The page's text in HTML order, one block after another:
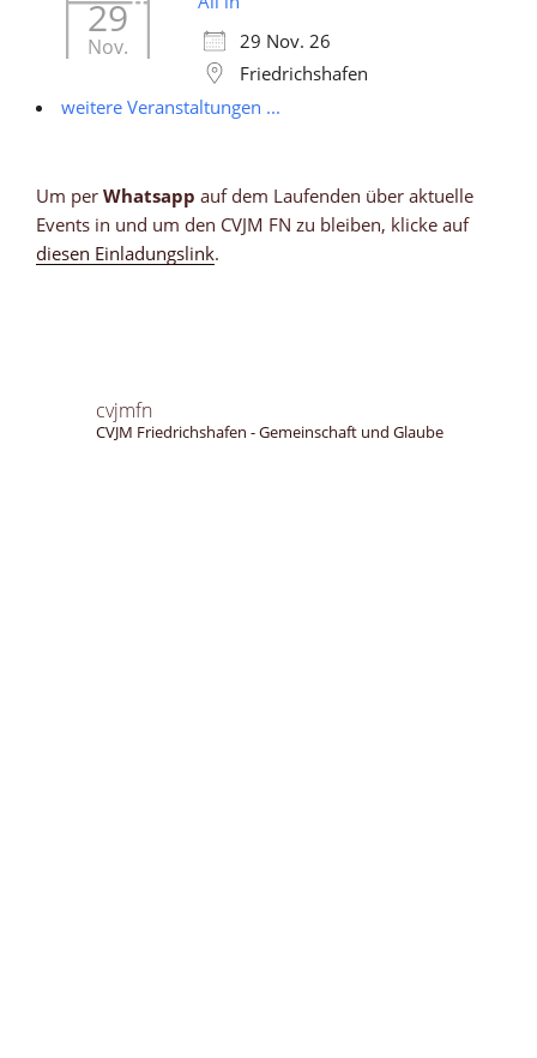
29
Nov.
29 Nov. 26
Friedrichshafen
weitere Veranstaltungen ...
Um per Whatsapp auf dem Laufenden über aktuelle
Events in und um den CVJM FN zu bleiben, klicke auf
diesen Einladungslink.
cvjmfn
CVJM Friedrichshafen - Gemeinschaft und Glaube